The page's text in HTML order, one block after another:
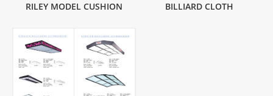
RILEY MODEL CUSHION BILLIARD CLOTH